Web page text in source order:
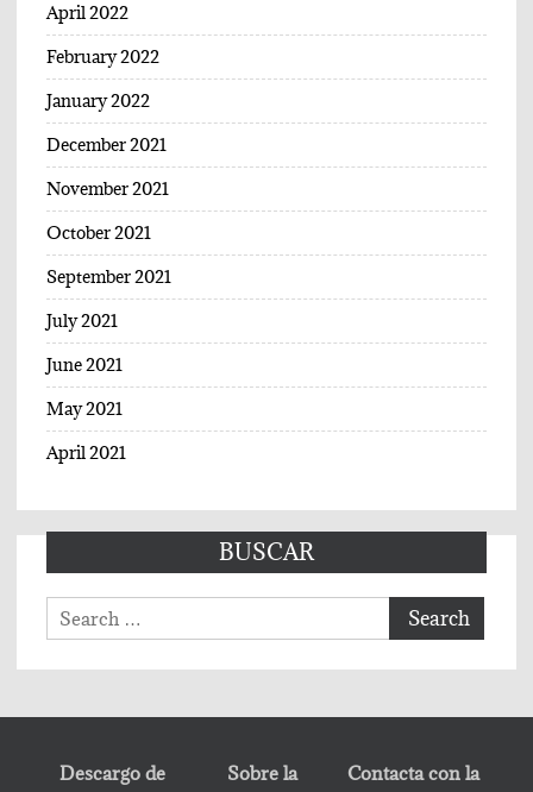
April 2022
February 2022
January 2022
December 2021
November 2021
October 2021
September 2021
July 2021
June 2021
May 2021
April 2021
BUSCAR
Search
for:
Descargo de
Sobre la
Contacta con la